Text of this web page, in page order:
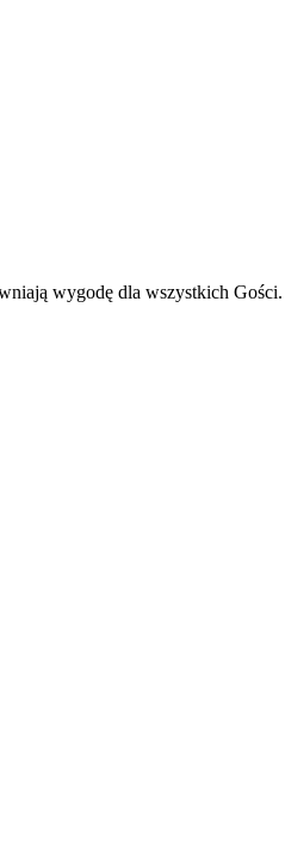
wygodę dla wszystkich Gości.